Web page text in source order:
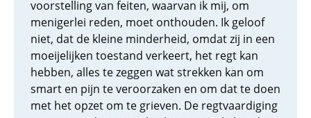
voorstelling van feiten, waarvan ik mij, om
menigerlei reden, moet onthouden. Ik geloof
niet, dat de kleine minderheid, omdat zij in een
moeijelijken toestand verkeert, het regt kan
hebben, alles te zeggen wat strekken kan om
smart en pijn te veroorzaken en om dat te doen
met het opzet om te grieven. De regtvaardiging